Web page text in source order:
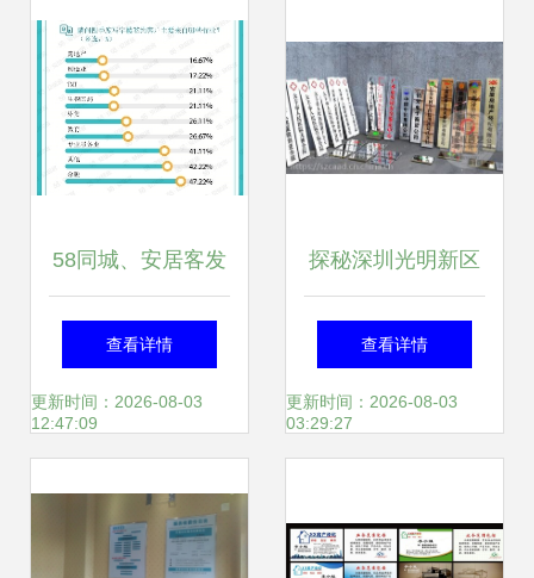
58同城、安居客发
布2021年Q4报告
三十城写字楼市场
办公空间成热门之
查看详情
更新时间：2026-08-03
12:47:09
探秘深圳光明新区
广告印刷与特色印
刷服务
查看详情
更新时间：2026-08-03
03:29:27